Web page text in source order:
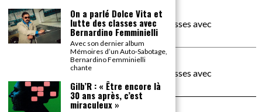
carte noire negra à l'o tiededans
On a parlé Dolce Vita et lutte des classes avec
Bernardino Femminielli
moise et son mascarédans
On a parlé Dolce Vita et lutte des classes avec
Bernardino Femminielli
On a parlé Dolce Vita et
lutte des classes avec
Bernardino Femminielli
Avec son dernier album
Mémoires d’un Auto-Sabotage,
Bernardino Femminielli
chante
Gilb’R : « Être encore là
30 ans après, c’est
miraculeux »